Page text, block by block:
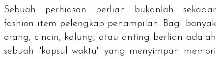
Sebuah perhiasan berlian bukanlah sekadar
fashion item pelengkap penampilan. Bagi banyak
orang, cincin, kalung, atau anting berlian adalah
sebuah "kapsul waktu" yang menyimpan memori